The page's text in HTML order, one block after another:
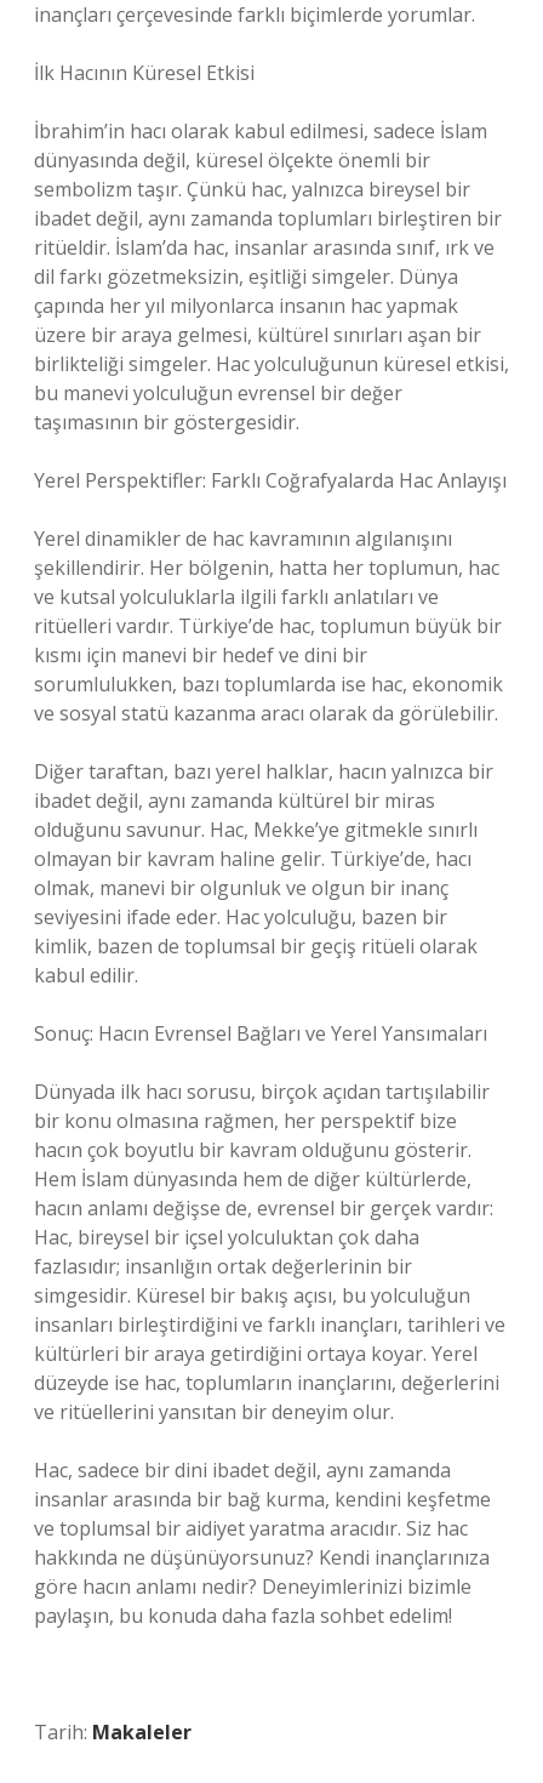
inançları çerçevesinde farklı biçimlerde yorumlar.
İlk Hacının Küresel Etkisi
İbrahim’in hacı olarak kabul edilmesi, sadece İslam
dünyasında değil, küresel ölçekte önemli bir
sembolizm taşır. Çünkü hac, yalnızca bireysel bir
ibadet değil, aynı zamanda toplumları birleştiren bir
ritüeldir. İslam’da hac, insanlar arasında sınıf, ırk ve
dil farkı gözetmeksizin, eşitliği simgeler. Dünya
çapında her yıl milyonlarca insanın hac yapmak
üzere bir araya gelmesi, kültürel sınırları aşan bir
birlikteliği simgeler. Hac yolculuğunun küresel etkisi,
bu manevi yolculuğun evrensel bir değer
taşımasının bir göstergesidir.
Yerel Perspektifler: Farklı Coğrafyalarda Hac Anlayışı
Yerel dinamikler de hac kavramının algılanışını
şekillendirir. Her bölgenin, hatta her toplumun, hac
ve kutsal yolculuklarla ilgili farklı anlatıları ve
ritüelleri vardır. Türkiye’de hac, toplumun büyük bir
kısmı için manevi bir hedef ve dini bir
sorumlulukken, bazı toplumlarda ise hac, ekonomik
ve sosyal statü kazanma aracı olarak da görülebilir.
Diğer taraftan, bazı yerel halklar, hacın yalnızca bir
ibadet değil, aynı zamanda kültürel bir miras
olduğunu savunur. Hac, Mekke’ye gitmekle sınırlı
olmayan bir kavram haline gelir. Türkiye’de, hacı
olmak, manevi bir olgunluk ve olgun bir inanç
seviyesini ifade eder. Hac yolculuğu, bazen bir
kimlik, bazen de toplumsal bir geçiş ritüeli olarak
kabul edilir.
Sonuç: Hacın Evrensel Bağları ve Yerel Yansımaları
Dünyada ilk hacı sorusu, birçok açıdan tartışılabilir
bir konu olmasına rağmen, her perspektif bize
hacın çok boyutlu bir kavram olduğunu gösterir.
Hem İslam dünyasında hem de diğer kültürlerde,
hacın anlamı değişse de, evrensel bir gerçek vardır:
Hac, bireysel bir içsel yolculuktan çok daha
fazlasıdır; insanlığın ortak değerlerinin bir
simgesidir. Küresel bir bakış açısı, bu yolculuğun
insanları birleştirdiğini ve farklı inançları, tarihleri ve
kültürleri bir araya getirdiğini ortaya koyar. Yerel
düzeyde ise hac, toplumların inançlarını, değerlerini
ve ritüellerini yansıtan bir deneyim olur.
Hac, sadece bir dini ibadet değil, aynı zamanda
insanlar arasında bir bağ kurma, kendini keşfetme
ve toplumsal bir aidiyet yaratma aracıdır. Siz hac
hakkında ne düşünüyorsunuz? Kendi inançlarınıza
göre hacın anlamı nedir? Deneyimlerinizi bizimle
paylaşın, bu konuda daha fazla sohbet edelim!
Tarih: Makaleler